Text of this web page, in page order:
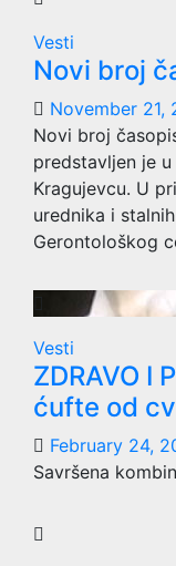
Vesti
Novi broj
November 21,
Novi broj
predstavljen je
Kragujevcu. U
urednika i
Gerontološkog
Vesti
ZDRAVO I
ćufte od
February 24,
Savršena